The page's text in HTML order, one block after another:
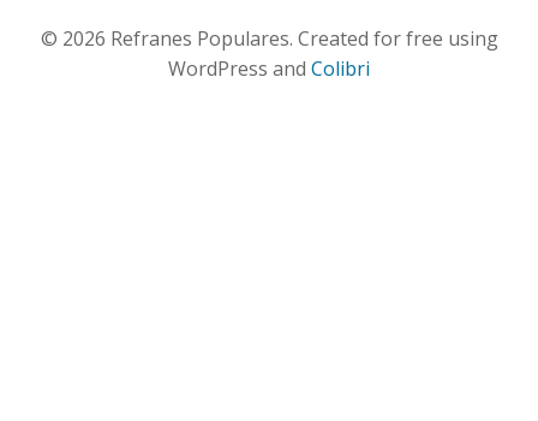
© 2026 Refranes Populares. Created for free using
WordPress and Colibri